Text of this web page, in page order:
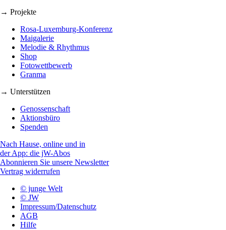
→ Projekte
Rosa-Luxemburg-Konferenz
Maigalerie
Melodie & Rhythmus
Shop
Fotowettbewerb
Granma
→ Unterstützen
Genossenschaft
Aktionsbüro
Spenden
Nach Hause, online und in
der App: die jW-Abos
Abonnieren Sie unsere Newsletter
Vertrag widerrufen
© junge Welt
© JW
Impressum/Datenschutz
AGB
Hilfe